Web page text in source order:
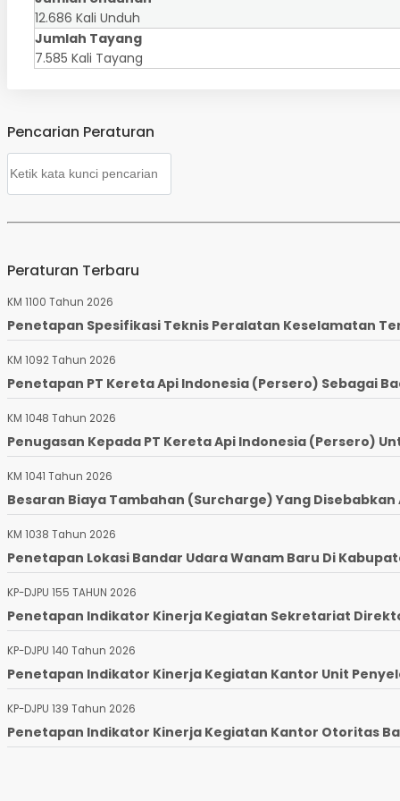
12.686 Kali Unduh
Jumlah Tayang
7.585 Kali Tayang
Pencarian Peraturan
Peraturan Terbaru
KM 1100 Tahun 2026
Penetapan Spesifikasi Teknis Peralatan Keselamatan
KM 1092 Tahun 2026
Penetapan PT Kereta Api Indonesia (Persero) Sebagai
KM 1048 Tahun 2026
Penugasan Kepada PT Kereta Api Indonesia (Persero)
KM 1041 Tahun 2026
Besaran Biaya Tambahan (Surcharge) Yang Disebabkan
KM 1038 Tahun 2026
Penetapan Lokasi Bandar Udara Wanam Baru Di
KP-DJPU 155 TAHUN 2026
Penetapan Indikator Kinerja Kegiatan Sekretariat
KP-DJPU 140 Tahun 2026
Penetapan Indikator Kinerja Kegiatan Kantor Unit
KP-DJPU 139 Tahun 2026
Penetapan Indikator Kinerja Kegiatan Kantor Otoritas